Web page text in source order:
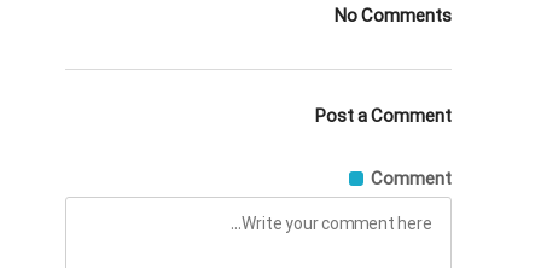
No Comments
Post a Comment
Comment